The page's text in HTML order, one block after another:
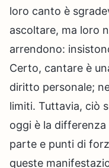
loro canto è
ascoltare, ma loro
arrendono:
Certo, cantare è
diritto personale;
limiti. Tuttavia, ciò
oggi è la
parte e punti di
queste